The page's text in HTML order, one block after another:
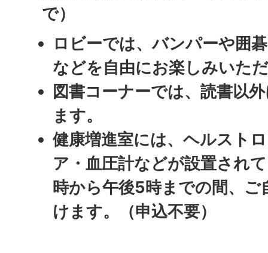
で）
ロビーでは、バンパーや囲
などを自由にお楽しみいた
図書コーナーでは、読書以
ます。
健康増進室には、ヘルスト
ア・血圧計などが設置され
時から午後5時までの間、
けます。（申込不要）